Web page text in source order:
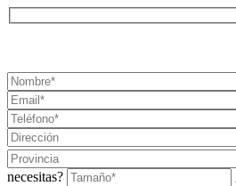
necesitas?